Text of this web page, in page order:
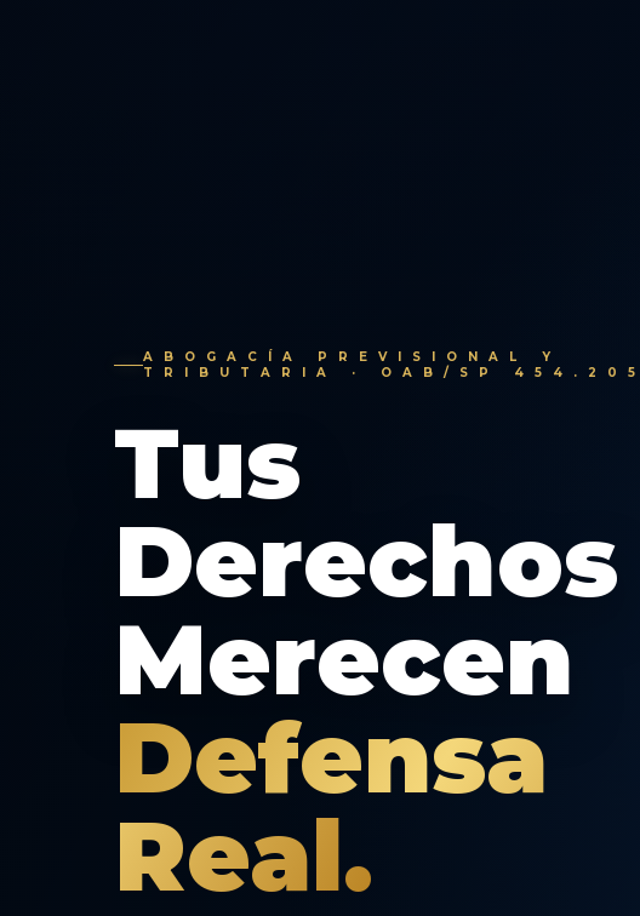
ABOGACÍA PREVISIONAL Y
TRIBUTARIA · OAB/SP 454.205
Tus
Derechos
Merecen
Defensa
Real.